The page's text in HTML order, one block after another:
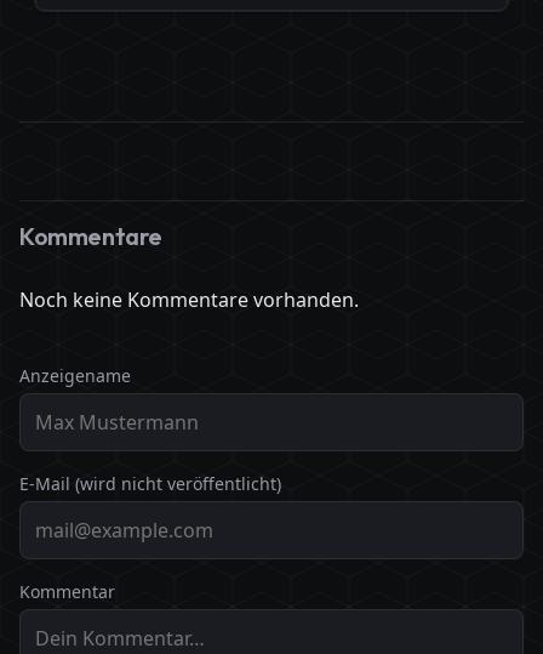
Kommentare
Noch keine Kommentare vorhanden.
Anzeigename
E-Mail (wird nicht veröffentlicht)
Kommentar